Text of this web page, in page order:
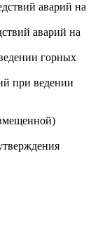
аварий на
аварий на
горных
при ведении